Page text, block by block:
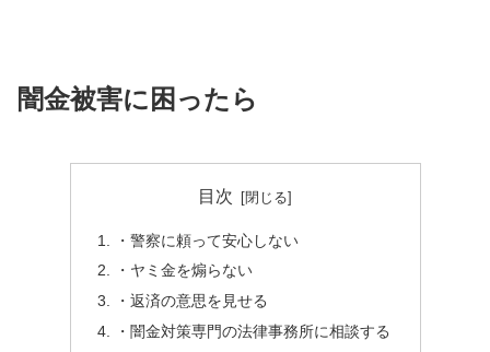
闇金被害に困ったら
目次
・警察に頼って安心しない
・ヤミ金を煽らない
・返済の意思を見せる
・闇金対策専門の法律事務所に相談する